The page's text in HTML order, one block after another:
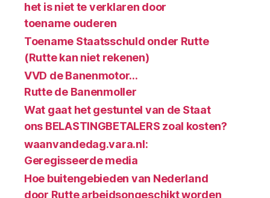
het is niet te verklaren door
toename ouderen
Toename Staatsschuld onder Rutte
(Rutte kan niet rekenen)
VVD de Banenmotor…
Rutte de Banenmoller
Wat gaat het gestuntel van de Staat
ons BELASTINGBETALERS zoal kosten?
waanvandedag.vara.nl:
Geregisseerde media
Hoe buitengebieden van Nederland
door Rutte arbeidsongeschikt worden